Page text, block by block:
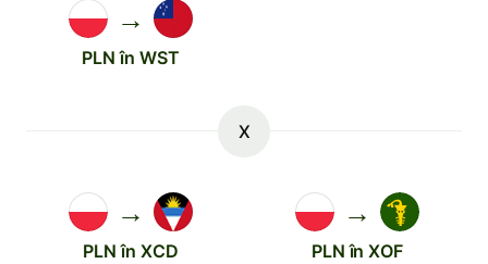
→
PLN în WST
X
→
PLN în XCD
→
PLN în XOF